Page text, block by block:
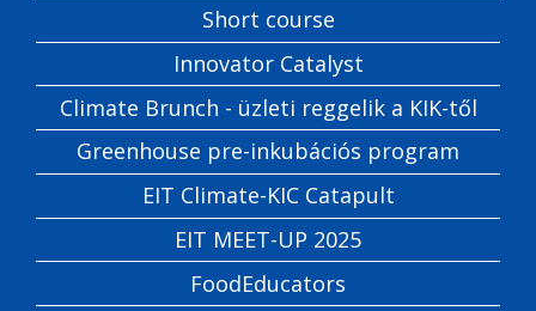
Short course
Innovator Catalyst
Climate Brunch - üzleti reggelik a KIK-től
Greenhouse pre-inkubációs program
EIT Climate-KIC Catapult
EIT MEET-UP 2025
FoodEducators